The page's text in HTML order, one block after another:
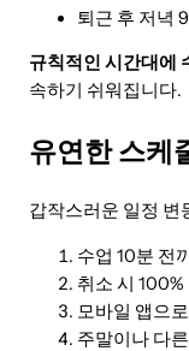
퇴근 후 저녁
규칙적인 시간대에
속하기 쉬워집니다.
유연한 스케
갑작스러운 일정 변
수업 10분 전
취소 시 100%
모바일 앱으
주말이나 다